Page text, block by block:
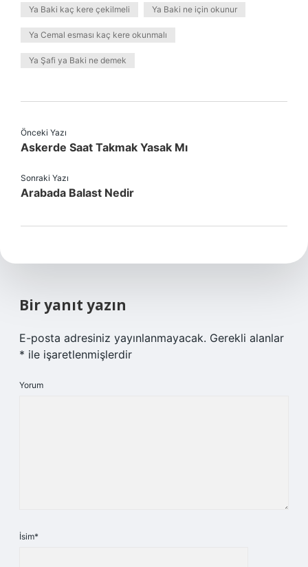
Ya Baki kaç kere çekilmeli Ya Baki ne için okunur
Ya Cemal esması kaç kere okunmalı
Ya Şafi ya Baki ne demek
Önceki Yazı
Askerde Saat Takmak Yasak Mı
Sonraki Yazı
Arabada Balast Nedir
Bir yanıt yazın
E-posta adresiniz yayınlanmayacak. Gerekli alanlar
* ile işaretlenmişlerdir
Yorum
İsim*